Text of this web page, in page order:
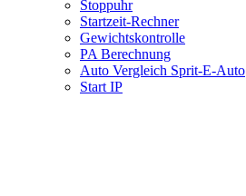
Stoppuhr
Startzeit-Rechner
Gewichtskontrolle
PA Berechnung
Auto Vergleich Sprit-E-Auto
Start IP